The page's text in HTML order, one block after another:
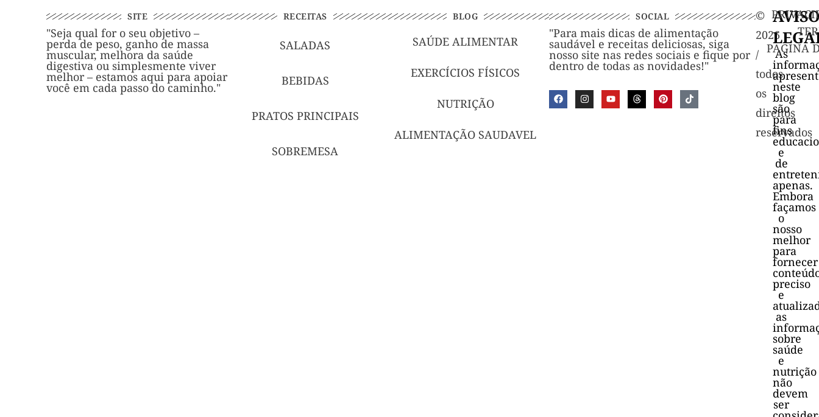
SITE
"Seja qual for o seu objetivo –
perda de peso, ganho de massa
muscular, melhora da saúde
digestiva ou simplesmente viver
melhor – estamos aqui para apoiar
você em cada passo do caminho."
RECEITAS
SALADAS
BEBIDAS
PRATOS PRINCIPAIS
SOBREMESA
BLOG
SAÚDE ALIMENTAR
EXERCÍCIOS FÍSICOS
NUTRIÇÃO
ALIMENTAÇÃO SAUDAVEL
SOCIAL
"Para mais dicas de alimentação
saudável e receitas deliciosas, siga
nosso site nas redes sociais e fique por
dentro de todas as novidades!"
©️
2026
/
todos
os
direitos
reservados
PAGINA
As
neste
blog
são
para
fins
e
de
apenas.
Embora
façamos
o
nosso
melhor
para
fornecer
preciso
e
as
sobre
saúde
e
nutrição
não
devem
ser